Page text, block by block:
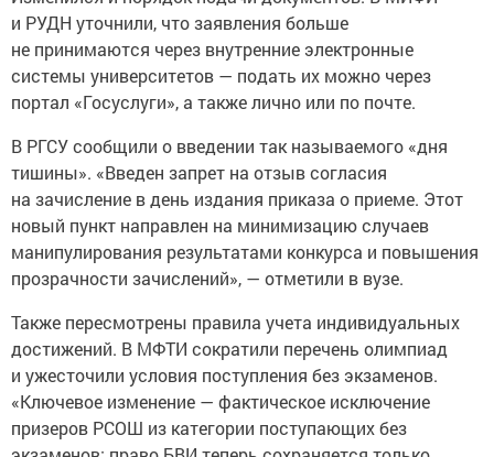
и РУДН уточнили, что заявления больше
не принимаются через внутренние электронные
системы университетов — подать их можно через
портал «Госуслуги», а также лично или по почте.
В РГСУ сообщили о введении так называемого «дня
тишины». «Введен запрет на отзыв согласия
на зачисление в день издания приказа о приеме. Этот
новый пункт направлен на минимизацию случаев
манипулирования результатами конкурса и повышения
прозрачности зачислений», — отметили в вузе.
Также пересмотрены правила учета индивидуальных
достижений. В МФТИ сократили перечень олимпиад
и ужесточили условия поступления без экзаменов.
«Ключевое изменение — фактическое исключение
призеров РСОШ из категории поступающих без